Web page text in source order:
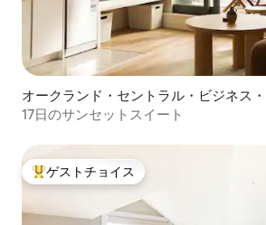
オークランド・セントラル・ビジネス
ストリクトのマンション・アパート
17日のサンセットスイート
大好評のゲストチョイスです。
ゲストチョイス